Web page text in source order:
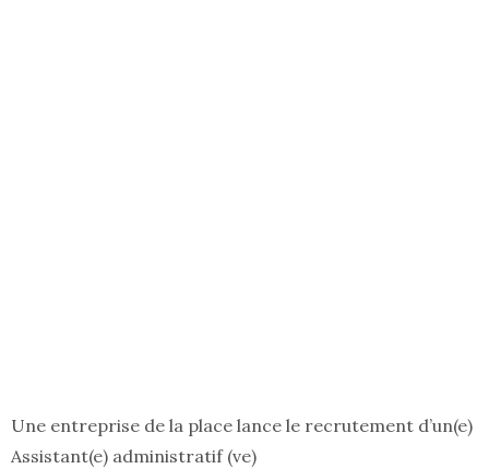
Une entreprise de la place lance le recrutement d’un(e)
Assistant(e) administratif (ve)